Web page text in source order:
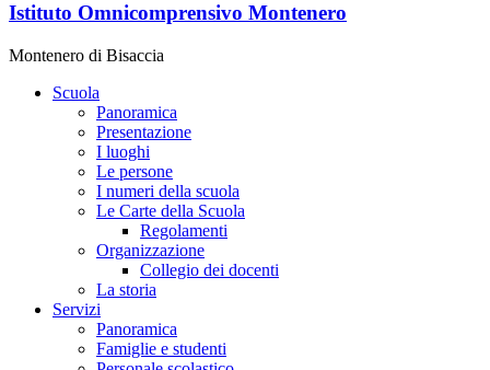
Istituto Omnicomprensivo Montenero
Montenero di Bisaccia
Scuola
Panoramica
Presentazione
I luoghi
Le persone
I numeri della scuola
Le Carte della Scuola
Regolamenti
Organizzazione
Collegio dei docenti
La storia
Servizi
Panoramica
Famiglie e studenti